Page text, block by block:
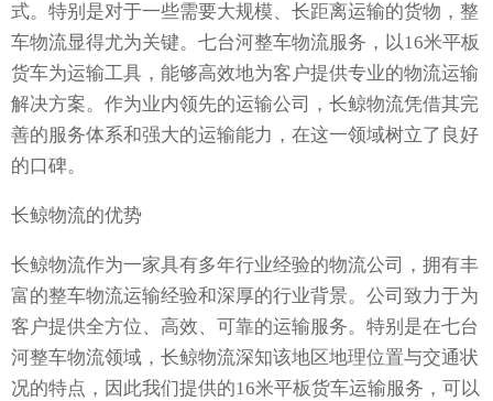
式。特别是对于一些需要大规模、长距离运输的货物，整
车物流显得尤为关键。七台河整车物流服务，以16米平板
货车为运输工具，能够高效地为客户提供专业的物流运输
解决方案。作为业内领先的运输公司，长鲸物流凭借其完
善的服务体系和强大的运输能力，在这一领域树立了良好
的口碑。
长鲸物流的优势
长鲸物流作为一家具有多年行业经验的物流公司，拥有丰
富的整车物流运输经验和深厚的行业背景。公司致力于为
客户提供全方位、高效、可靠的运输服务。特别是在七台
河整车物流领域，长鲸物流深知该地区地理位置与交通状
况的特点，因此我们提供的16米平板货车运输服务，可以